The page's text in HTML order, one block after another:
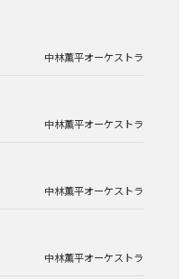
中林薫平オーケストラ
中林薫平オーケストラ
中林薫平オーケストラ
中林薫平オーケストラ